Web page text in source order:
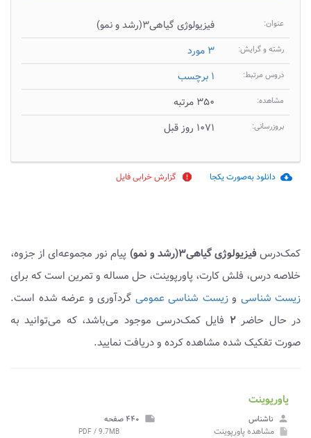
عنوان: فیزیولوژی گیاهی۳(رشد و نمو)
رشته و گرایش: ۳ مورد
دروس مرتبط: ۱ برچسب
مشاهده: ۳۵۰ مرتبه
بروزرسانی: ۱۰۷۱ روز قبل
cloud_download دانلود به‌صورت یکجا report گزارش خرابی فایل
کمک‌درسفیزیولوژی گیاهی۳(رشد و نمو)
پیام نور مجموعه‌ای از جزوه،
خلاصه درس، فلش کارت، پاورپوینت، حل مساله و تمرین است که برای
زیست شناسی وزیست شناسی عمومی گردآوری و عرضه شده است.
در حال حاضر۲ فایل کمک‌درسی موجود می‌باشد، که می‌توانید به
صورت تفکیک شده مشاهده کرده و دریافت نمایید.
پاورپوینت
person ناشناس note ۴۴۰ صفحه
insert_drive_file مشاهده پاورپوینت PDF / 9.7MB